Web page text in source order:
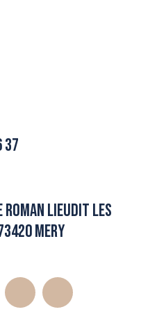
37
LIEUDIT LES
MERY